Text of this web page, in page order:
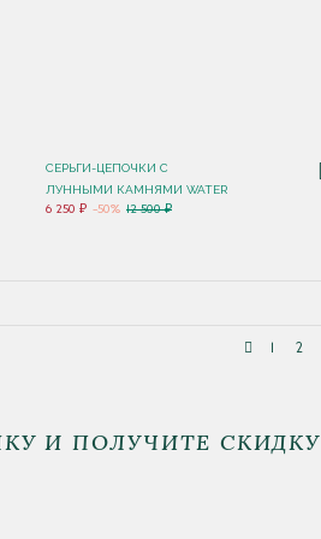
СЕРЬГИ-ЦЕПОЧКИ С
ЛУННЫМИ КАМНЯМИ WATER
6 250 ₽ -50% 12 500 ₽
2
И ПОЛУЧИТЕ СКИДКУ